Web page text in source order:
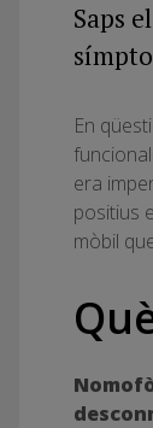
Saps
En
era
positius
mòbil